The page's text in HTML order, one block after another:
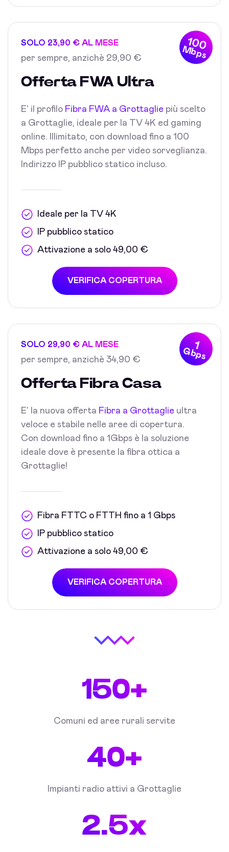
100
Mbps
SOLO 23,90 € AL MESE
per sempre, anzichè 29,90 €
Offerta FWA Ultra
E' il profilo Fibra FWA a Grottaglie più scelto
a Grottaglie, ideale per la TV 4K ed gaming
online. Illimitato, con download fino a 100
Mbps perfetto anche per video sorveglianza.
Indirizzo IP pubblico statico incluso.
Ideale per la TV 4K
IP pubblico statico
Attivazione a solo 49,00 €
VERIFICA COPERTURA
1
Gbps
SOLO 29,90 € AL MESE
per sempre, anzichè 34,90 €
Offerta Fibra Casa
E' la nuova offerta Fibra a Grottaglie ultra
veloce e stabile nelle aree di copertura.
Con download fino a 1Gbps è la soluzione
ideale dove è presente la fibra ottica a
Grottaglie!
Fibra FTTC o FTTH fino a 1 Gbps
IP pubblico statico
Attivazione a solo 49,00 €
VERIFICA COPERTURA
150+
Comuni ed aree rurali servite
40+
Impianti radio attivi a Grottaglie
2.5x